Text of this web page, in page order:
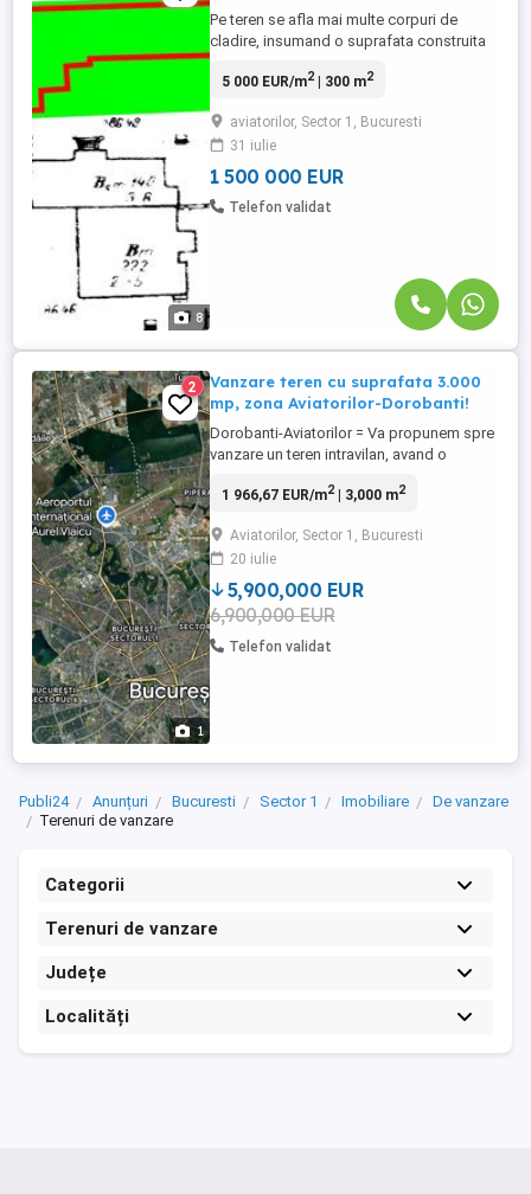
8
Pe teren se afla mai multe corpuri de
cladire, insumand o suprafata construita
suprainaltare/extindere, sau pot fi
viitorul proprietar. Se afla la 100 m de
intrarea in Parcul Herastrau.
5 000 EUR/m2| 300 m2
aviatorilor, Sector 1, Bucuresti
31 iulie
1 500 000 EUR
Telefon validat
1
2
Vanzare teren cu suprafata 3.000
mp, zona Aviatorilor-Dorobanti!
Dorobanti-Aviatorilor = Va propunem spre
vanzare un teren intravilan, avand o
constructia unor imobile de lux. Lotul este
imobiliare!!!
1 966,67 EUR/m2| 3,000 m2
Aviatorilor, Sector 1, Bucuresti
20 iulie
5,900,000 EUR
6,900,000 EUR
Telefon validat
Publi24 Anunțuri Bucuresti Sector 1 Imobiliare
De vanzare
Terenuri de vanzare
Categorii
Terenuri de vanzare
Județe
Localități